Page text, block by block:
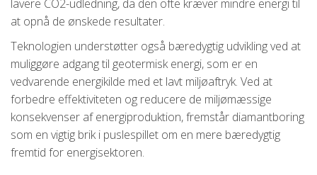
lavere CO2-udledning, da den ofte kræver mindre energi til
at opnå de ønskede resultater.
Teknologien understøtter også bæredygtig udvikling ved at
muliggøre adgang til geotermisk energi, som er en
vedvarende energikilde med et lavt miljøaftryk. Ved at
forbedre effektiviteten og reducere de miljømæssige
konsekvenser af energiproduktion, fremstår diamantboring
som en vigtig brik i puslespillet om en mere bæredygtig
fremtid for energisektoren.